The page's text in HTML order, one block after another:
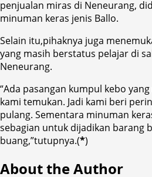
penjualan miras di Neneurang,
minuman keras jenis Ballo.
Selain itu,pihaknya juga
yang masih berstatus pelajar di
Neneurang.
“Ada pasangan kumpul kebo
kami temukan. Jadi kami beri
pulang. Sementara minuman
sebagian untuk dijadikan barang
buang,”tutupnya.(*)
About the Author